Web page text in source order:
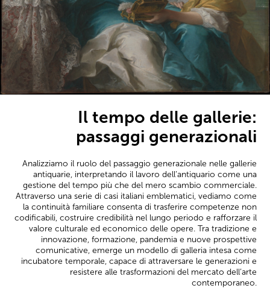
Il tempo delle gallerie:
passaggi generazionali
Analizziamo il ruolo del passaggio generazionale nelle gallerie
antiquarie, interpretando il lavoro dell’antiquario come una
gestione del tempo più che del mero scambio commerciale.
Attraverso una serie di casi italiani emblematici, vediamo come
la continuità familiare consenta di trasferire competenze non
codificabili, costruire credibilità nel lungo periodo e rafforzare il
valore culturale ed economico delle opere. Tra tradizione e
innovazione, formazione, pandemia e nuove prospettive
comunicative, emerge un modello di galleria intesa come
incubatore temporale, capace di attraversare le generazioni e
resistere alle trasformazioni del mercato dell’arte
contemporaneo.